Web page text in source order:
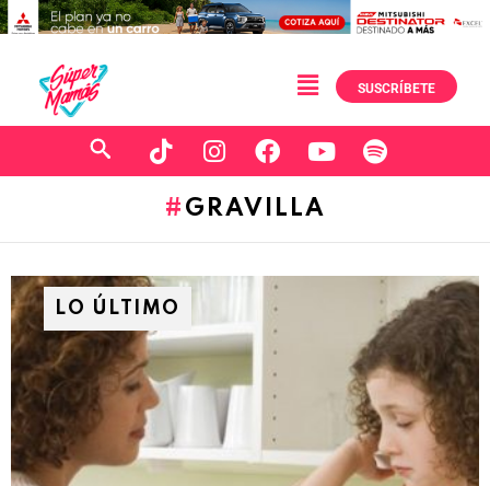
SUSCRÍBETE
GRAVILLA
LO ÚLTIMO